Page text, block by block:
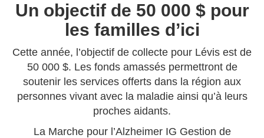
Un objectif de 50 000 $ pour
les familles d’ici
Cette année, l’objectif de collecte pour Lévis est de
50 000 $. Les fonds amassés permettront de
soutenir les services offerts dans la région aux
personnes vivant avec la maladie ainsi qu’à leurs
proches aidants.
La Marche pour l’Alzheimer IG Gestion de